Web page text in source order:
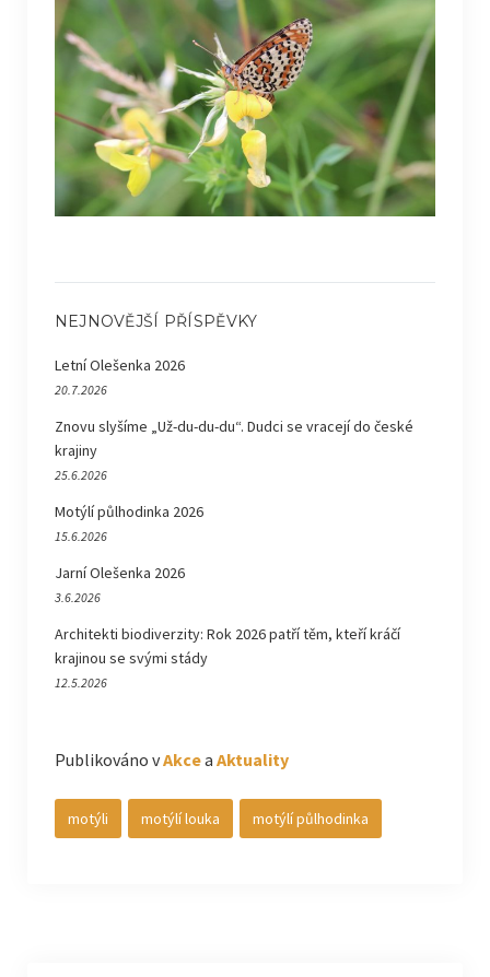
NEJNOVĚJŠÍ PŘÍSPĚVKY
Letní Olešenka 2026
20.7.2026
Znovu slyšíme „Už-du-du-du“. Dudci se vracejí do české
krajiny
25.6.2026
Motýlí půlhodinka 2026
15.6.2026
Jarní Olešenka 2026
3.6.2026
Architekti biodiverzity: Rok 2026 patří těm, kteří kráčí
krajinou se svými stády
12.5.2026
Publikováno vAkcea Aktuality
motýli motýlí louka motýlí půlhodinka